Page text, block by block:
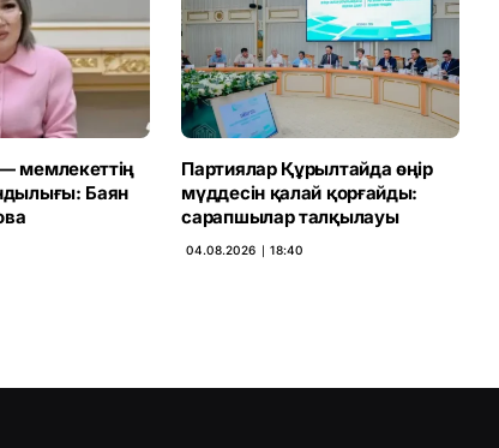
мемлекеттің
Баян
Партиялар Құрылтайда өңір
мүддесін қалай қорғайды:
сарапшылар талқылауы
04.08.2026 ∣ 18:40